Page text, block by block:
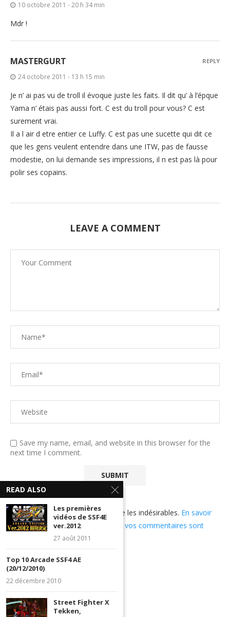
10 octobre 2011 - 20 h 34 min
Mdr !
MASTERGURT
24 octobre 2011 - 13 h 15 min
Je n’ ai pas vu de troll il évoque juste les faits. Il dit qu’ à l’épque
Yama n’ étais pas aussi fort. C est du troll pour vous? C est
surement vrai.
Il a l air d etre entier ce Luffy. C est pas une sucette qui dit ce
que les gens veulent entendre dans une ITW, pas de fausse
modestie, on lui demande ses impressions, il n est pas là pour
polir ses copains.
REPLY
LEAVE A COMMENT
Save my name, email, and website in this browser for the
next time I comment.
Ce site utilise Akismet pour réduire les indésirables. En savoir
plus sur comment les données de vos commentaires sont
READ ALSO
Les premières
vidéos de SSF4E
ver.2012
27 août 2011
Top 10 Arcade SSF4 AE
(20/12/2010)
22 décembre 2010
Street Fighter X
Tekken,